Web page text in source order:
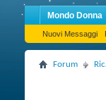
Mondo Donna
Nuovi Messaggi
Forum